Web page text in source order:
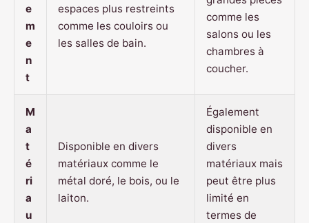
e
m
e
n
t
espaces plus restreints
comme les couloirs ou
les salles de bain.
comme les
salons ou les
chambres à
coucher.
M
a
t
é
ri
a
u
Disponible en divers
matériaux comme le
métal doré, le bois, ou le
laiton.
Également
disponible en
divers
matériaux mais
peut être plus
limité en
termes de